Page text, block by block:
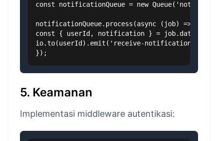
const notificationQueue = new
notificationQueue.process(async (job) => {
const { userId, notification } = job.data;
io.to(userId).emit('receive-notification',
});
5. Keamanan
Implementasi middleware autentikasi: